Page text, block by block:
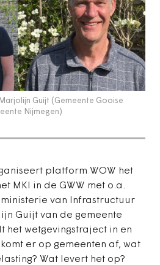
Guijt (Gemeente Gooise
Nijmegen)
platform WOW het
MKI in de GWW met o.a.
van Infrastructuur
Guijt van de gemeente
het wetgevingstraject in en
er op gemeenten af, wat
Wat levert het op?